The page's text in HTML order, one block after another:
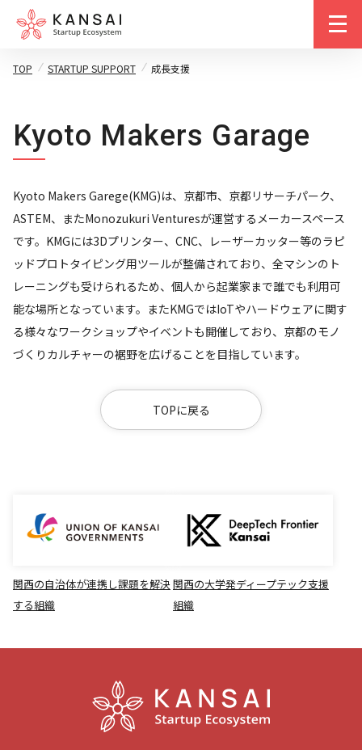
TOP STARTUP SUPPORT 成長支援
Kyoto Makers Garage
Kyoto Makers Garege(KMG)は、京都市、京都リサーチパーク、
ASTEM、またMonozukuri Venturesが運営するメーカースペース
です。KMGには3Dプリンター、CNC、レーザーカッター等のラピ
ッドプロトタイピング用ツールが整備されており、全マシンのト
レーニングも受けられるため、個人から起業家まで誰でも利用可
能な場所となっています。またKMGではIoTやハードウェアに関す
る様々なワークショップやイベントも開催しており、京都のモノ
づくりカルチャーの裾野を広げることを目指しています。
TOPに戻る
関西の自治体が連携し課題を解決
する組織
関西の大学発ディープテック支援
組織